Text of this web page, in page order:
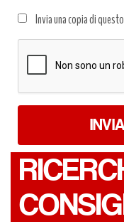
dati
*
Invia una copia di